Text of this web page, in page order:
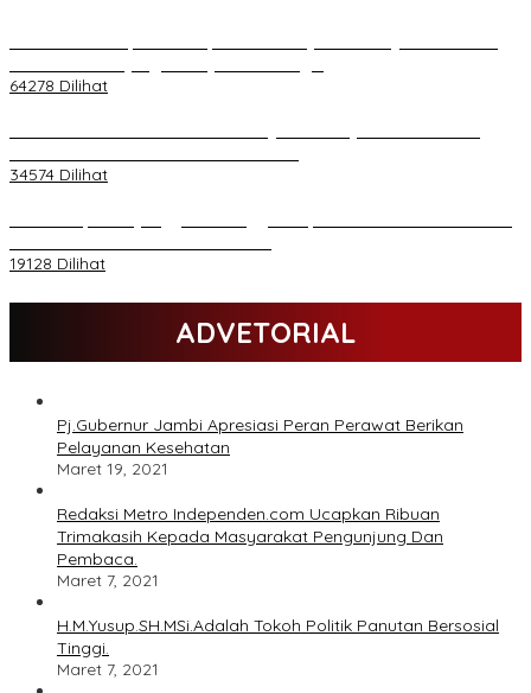
64278 Dilihat
34574 Dilihat
19128 Dilihat
ADVETORIAL
Pj.Gubernur Jambi Apresiasi Peran Perawat Berikan
Pelayanan Kesehatan
Maret 19, 2021
Redaksi Metro Independen.com Ucapkan Ribuan
Trimakasih Kepada Masyarakat Pengunjung Dan
Pembaca.
Maret 7, 2021
H.M.Yusup.SH.MSi.Adalah Tokoh Politik Panutan Bersosial
Tinggi.
Maret 7, 2021